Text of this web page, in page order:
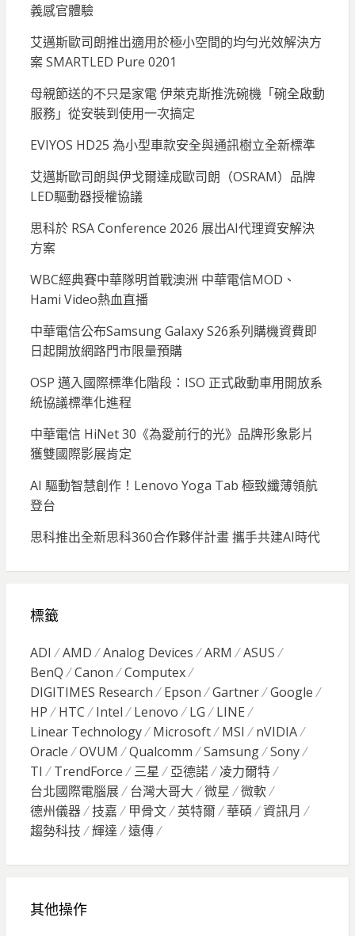
義感官體驗
艾邁斯歐司朗推出適用於極小空間的均勻光效解決方
案 SMARTLED Pure 0201
母親節送的不只是家電 伊萊克斯推洗碗機「碗全啟動
服務」從安裝到使用一次搞定
EVIYOS HD25 為小型車款安全與通訊樹立全新標準
艾邁斯歐司朗與伊戈爾達成歐司朗（OSRAM）品牌
LED驅動器授權協議
思科於 RSA Conference 2026 展出AI代理資安解決
方案
WBC經典賽中華隊明首戰澳洲 中華電信MOD、
Hami Video熱血直播
中華電信公布Samsung Galaxy S26系列購機資費即
日起開放網路門市限量預購
OSP 邁入國際標準化階段：ISO 正式啟動車用開放系
統協議標準化進程
中華電信 HiNet 30《為愛前行的光》品牌形象影片
獲雙國際影展肯定
AI 驅動智慧創作！Lenovo Yoga Tab 極致纖薄領航
登台
思科推出全新思科360合作夥伴計畫 攜手共建AI時代
標籤
ADI AMD Analog Devices ARM
ASUS
BenQ
Canon
Computex
DIGITIMES Research
Epson Gartner
Google
HP
HTC Intel Lenovo LG
LINE
Linear Technology
Microsoft MSI
nVIDIA
Oracle
OVUM Qualcomm Samsung
Sony
TI
TrendForce 三星 亞德諾
凌力爾特
台北國際電腦展
台灣大哥大 微星
微軟
德州儀器
技嘉 甲骨文 英特爾 華碩
資訊月
趨勢科技
輝達 遠傳
其他操作